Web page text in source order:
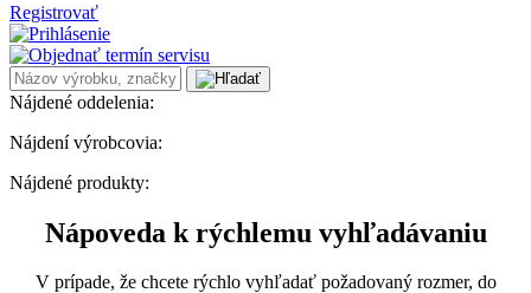
Registrovať
Nájdené oddelenia:
Nájdení výrobcovia:
Nájdené produkty:
Nápoveda k rýchlemu vyhľadávaniu
V prípade, že chcete rýchlo vyhľadať požadovaný rozmer, do